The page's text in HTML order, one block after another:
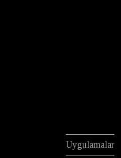
Uygulamalar